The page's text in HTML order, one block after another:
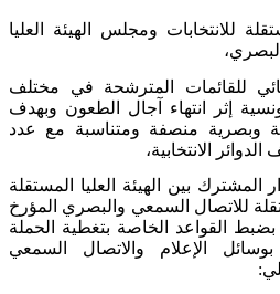
للانتخابات ومجلس الهيئة العليا
للقائمات المترشحة في مختلف
إثر انتهاء آجال الطعون وبهدف
وبصرية منصفة ومتناسبة مع عدد
الانتخابية،
المشترك بين الهيئة العليا المستقلة
للاتصال السمعي والبصري المؤرخ
2018 المتعلق بضبط القواعد الخاصة بتغطية الحملة
بوسائل الإعلام والاتصال السمعي